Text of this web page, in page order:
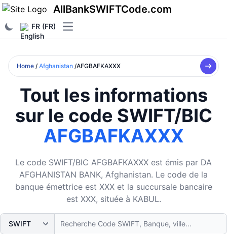
AllBankSWIFTCode.com
FR (FR) Open main menu
Home / Afghanistan /AFGBAFKAXXX
Tout les informations
sur le code SWIFT/BIC
AFGBAFKAXXX
Le code SWIFT/BIC AFGBAFKAXXX est émis par DA
AFGHANISTAN BANK, Afghanistan. Le code de la
banque émettrice est XXX et la succursale bancaire
est XXX, située à KABUL.